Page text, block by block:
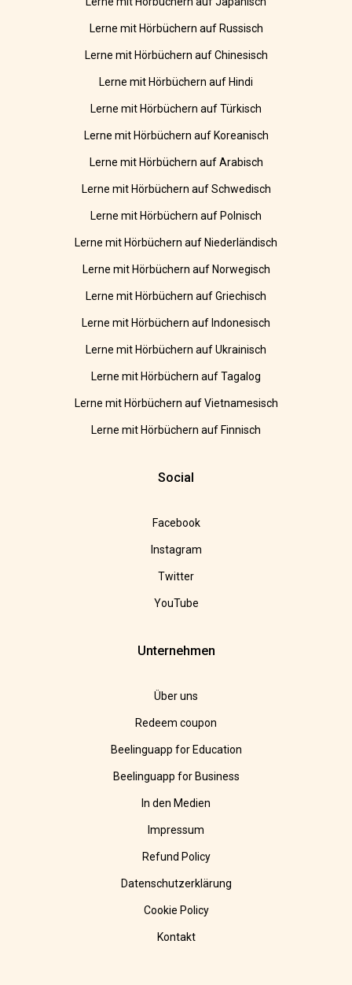
Lerne mit Hörbüchern auf Russisch
Lerne mit Hörbüchern auf Chinesisch
Lerne mit Hörbüchern auf Hindi
Lerne mit Hörbüchern auf Türkisch
Lerne mit Hörbüchern auf Koreanisch
Lerne mit Hörbüchern auf Arabisch
Lerne mit Hörbüchern auf Schwedisch
Lerne mit Hörbüchern auf Polnisch
Lerne mit Hörbüchern auf Niederländisch
Lerne mit Hörbüchern auf Norwegisch
Lerne mit Hörbüchern auf Griechisch
Lerne mit Hörbüchern auf Indonesisch
Lerne mit Hörbüchern auf Ukrainisch
Lerne mit Hörbüchern auf Tagalog
Lerne mit Hörbüchern auf Vietnamesisch
Lerne mit Hörbüchern auf Finnisch
Social
Facebook
Instagram
Twitter
YouTube
Unternehmen
Über uns
Redeem coupon
Beelinguapp for Education
Beelinguapp for Business
In den Medien
Impressum
Refund Policy
Datenschutzerklärung
Cookie Policy
Kontakt